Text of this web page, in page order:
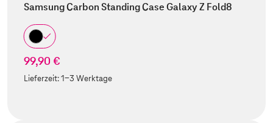
Samsung Carbon Standing Case Galaxy Z Fold8
99,90 €
Lieferzeit:1-3 Werktage